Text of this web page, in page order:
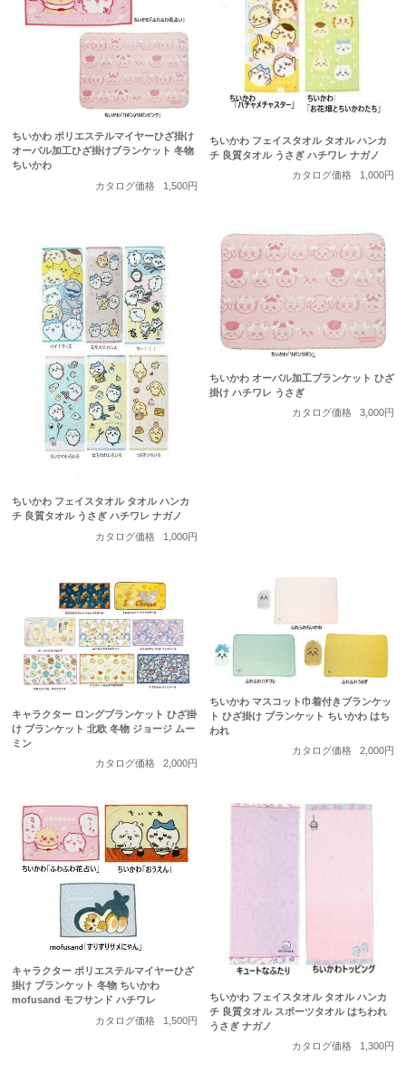
ちいかわ ポリエステルマイヤーひざ掛け
オーバル加工ひざ掛けブランケット 冬物
ちいかわ
カタログ価格
1,500円
ちいかわ フェイスタオル タオル ハンカ
チ 良質タオル うさぎ ハチワレ ナガノ
カタログ価格
1,000円
ちいかわ フェイスタオル タオル ハンカ
チ 良質タオル うさぎ ハチワレ ナガノ
カタログ価格
1,000円
ちいかわ オーバル加工ブランケット ひざ
掛け ハチワレ うさぎ
カタログ価格
3,000円
キャラクター ロングブランケット ひざ掛
け ブランケット 北欧 冬物 ジョージ ムー
ミン
カタログ価格
2,000円
ちいかわ マスコット巾着付きブランケッ
ト ひざ掛け ブランケット ちいかわ はち
われ
カタログ価格
2,000円
キャラクター ポリエステルマイヤーひざ
掛け ブランケット 冬物 ちいかわ
mofusand モフサンド ハチワレ
カタログ価格
1,500円
ちいかわ フェイスタオル タオル ハンカ
チ 良質タオル スポーツタオル はちわれ
うさぎ ナガノ
カタログ価格
1,300円